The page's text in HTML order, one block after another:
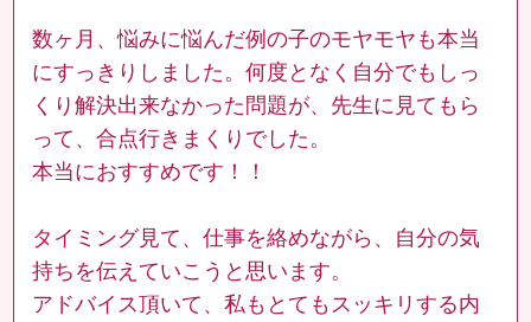
数ヶ月、悩みに悩んだ例の子のモヤモヤも本当
にすっきりしました。何度となく自分でもしっ
くり解決出来なかった問題が、先生に見てもら
って、合点行きまくりでした。
本当におすすめです！！
タイミング見て、仕事を絡めながら、自分の気
持ちを伝えていこうと思います。
アドバイス頂いて、私もとてもスッキリする内